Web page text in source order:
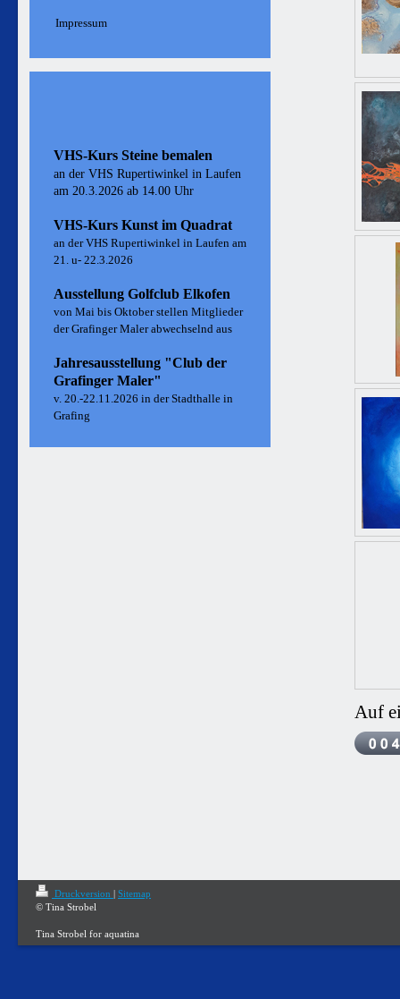
Auf
Impressum
VHS-Kurs Steine bemalen
an der VHS Rupertiwinkel in Laufen
am 20.3.2026 ab 14.00 Uhr
VHS-Kurs Kunst im Quadrat
an der VHS Rupertiwinkel in Laufen am
21. u- 22.3.2026
Ausstellung Golfclub Elkofen
von Mai bis Oktober stellen Mitglieder
der Grafinger Maler abwechselnd aus
Jahresausstellung "Club der
Grafinger Maler"
v. 20.-22.11.2026 in der Stadthalle in
Grafing
Druckversion | Sitemap
© Tina Strobel
Tina Strobel for aquatina